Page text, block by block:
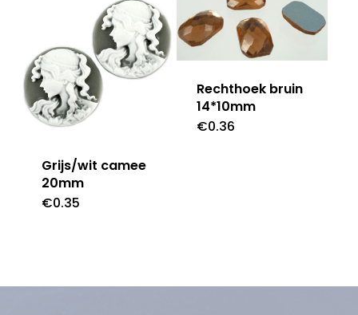
Grijs/wit camee
20mm
€0.35
Rechthoek bruin
14*10mm
€0.36